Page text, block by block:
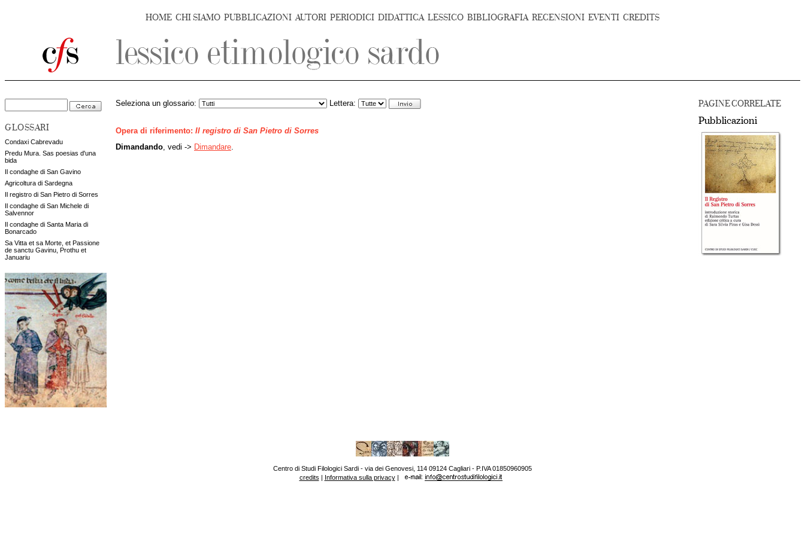
HOME CHI SIAMO PUBBLICAZIONI AUTORI PERIODICI DIDATTICA LESSICO BIBLIOGRAFIA RECENSIONI EVENTI CREDITS
GLOSSARI
Condaxi Cabrevadu
Predu Mura. Sas poesias d'una
bida
Il condaghe di San Gavino
Agricoltura di Sardegna
Il registro di San Pietro di Sorres
Il condaghe di San Michele di
Salvennor
Il condaghe di Santa Maria di
Bonarcado
Sa Vitta et sa Morte, et Passione
de sanctu Gavinu, Prothu et
Januariu
PAGINE CORRELATE
Pubblicazioni
Seleziona un glossario: Lettera:
Opera di riferimento: Il registro di San Pietro di Sorres
Dimandando , vedi -> Dimandare
Centro di Studi Filologici Sardi - via dei Genovesi, 114 09124 Cagliari - P.IVA 01850960905
credits | Informativa sulla privacy|